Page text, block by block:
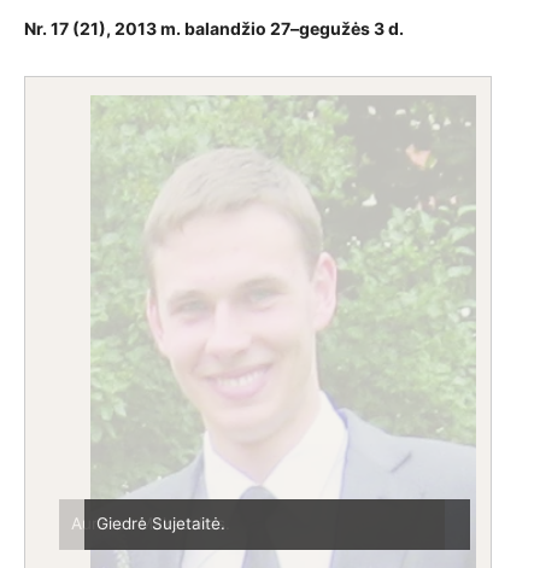
Nr. 17 (21), 2013 m. balandžio 27–gegužės 3 d.
Giedrė Sujetaitė.